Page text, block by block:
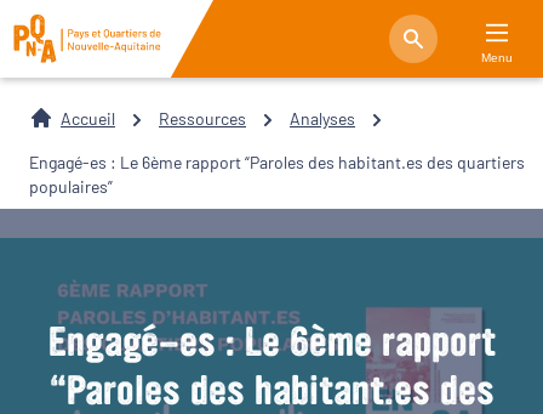
Menu
Accueil Ressources Analyses
Engagé-es : Le 6ème rapport “Paroles des habitant.es des quartiers
populaires”
Engagé-es : Le 6ème rapport
“Paroles des habitant.es des